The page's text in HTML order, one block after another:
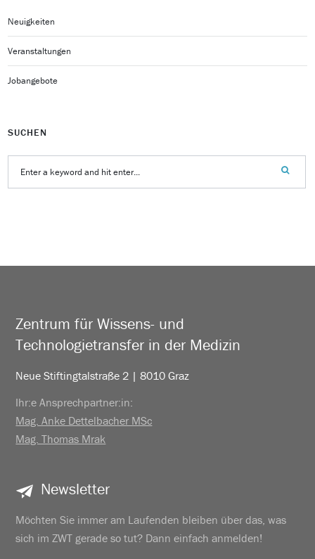
Neuigkeiten
Veranstaltungen
Jobangebote
SUCHEN
Zentrum für Wissens- und
Technologietransfer in der Medizin
Neue Stiftingtalstraße 2 | 8010 Graz
Ihr:e Ansprechpartner:in:
Mag. Anke Dettelbacher MSc
Mag. Thomas Mrak
Newsletter
Möchten Sie immer am Laufenden bleiben über das, was
sich im ZWT gerade so tut? Dann einfach anmelden!